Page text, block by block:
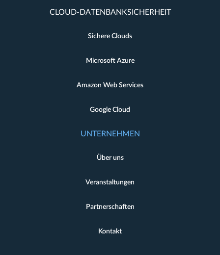
CLOUD-DATENBANKSICHERHEIT
Sichere Clouds
Microsoft Azure
Amazon Web Services
Google Cloud
UNTERNEHMEN
Über uns
Veranstaltungen
Partnerschaften
Kontakt